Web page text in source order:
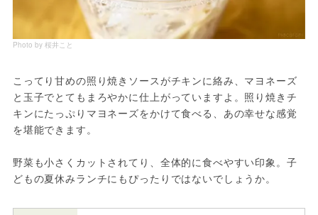
Photo by 桜井こと
こってり甘めの照り焼きソースがチキンに絡み、マヨネーズ
と玉子でとてもまろやかに仕上がっていますよ。照り焼きチ
キンにたっぷりマヨネーズをかけて食べる、あの幸せな感覚
を堪能できます。
野菜も小さくカットされてり、全体的に食べやすい印象。子
どもの夏休みランチにもぴったりではないでしょうか。